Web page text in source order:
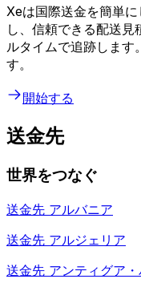
Xeは国際送金を簡単
し、信頼できる配送
ルタイムで追跡します
す。
開始する
送金先
世界をつなぐ
送金先 アルバニア
送金先 アルジェリア
送金先 アンティグア